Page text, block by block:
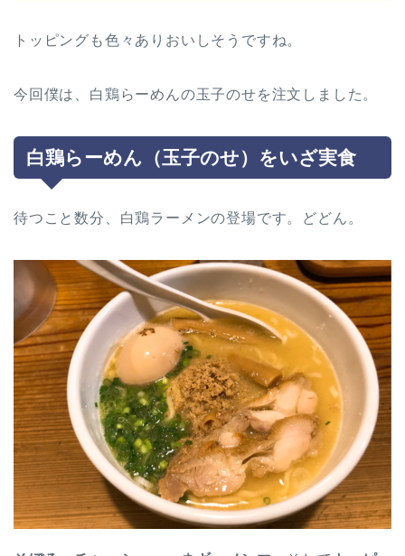
トッピングも色々ありおいしそうですね。
今回僕は、白鶏らーめんの玉子のせを注文しました。
白鶏らーめん（玉子のせ）をいざ実食
待つこと数分、白鶏ラーメンの登場です。どどん。